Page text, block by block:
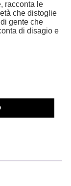
racconta le
che distoglie
gente che
di disagio e